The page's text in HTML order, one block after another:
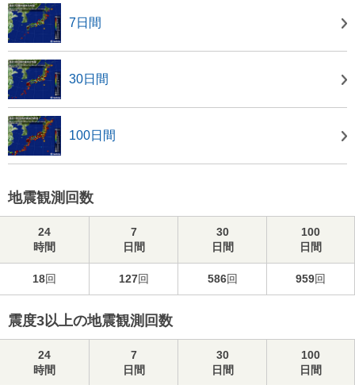
7日間
30日間
100日間
地震観測回数
24
時間
7
日間
30
日間
100
日間
18回 127回 586回 959回
震度3以上の地震観測回数
24
時間
7
日間
30
日間
100
日間